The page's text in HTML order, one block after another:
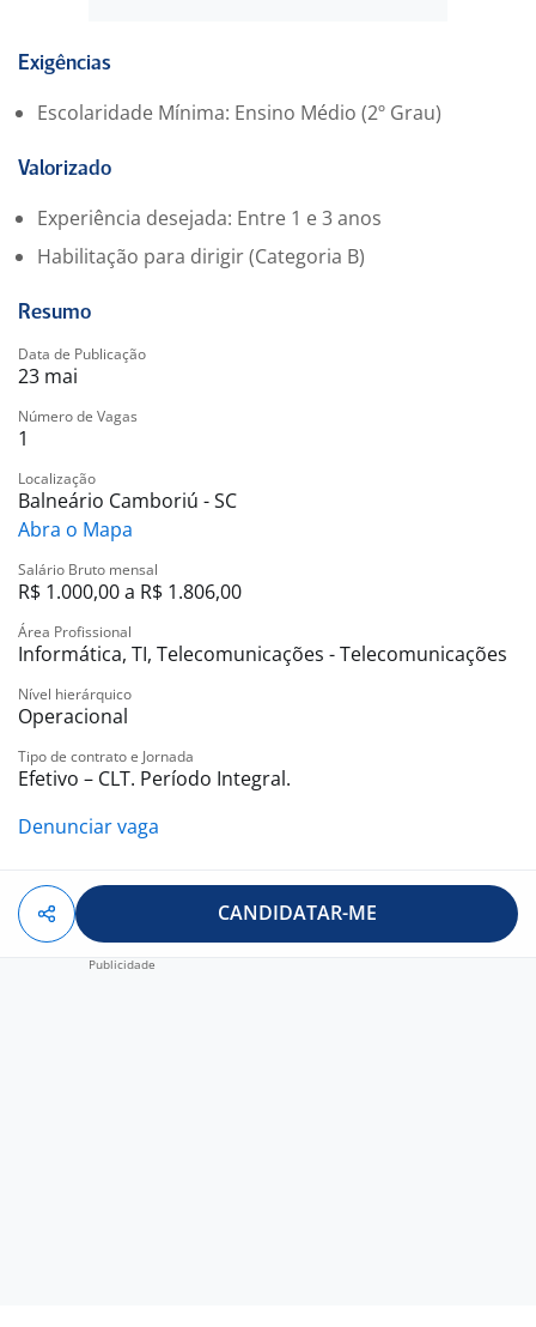
Exigências
Escolaridade Mínima: Ensino Médio (2º Grau)
Valorizado
Experiência desejada: Entre 1 e 3 anos
Habilitação para dirigir (Categoria B)
Resumo
Data de Publicação
23 mai
Número de Vagas
1
Localização
Balneário Camboriú - SC
Abra o Mapa
Salário Bruto mensal
R$ 1.000,00 a R$ 1.806,00
Área Profissional
Informática, TI, Telecomunicações - Telecomunicações
Nível hierárquico
Operacional
Tipo de contrato e Jornada
Efetivo – CLT. Período Integral.
Denunciar vaga
CANDIDATAR-ME